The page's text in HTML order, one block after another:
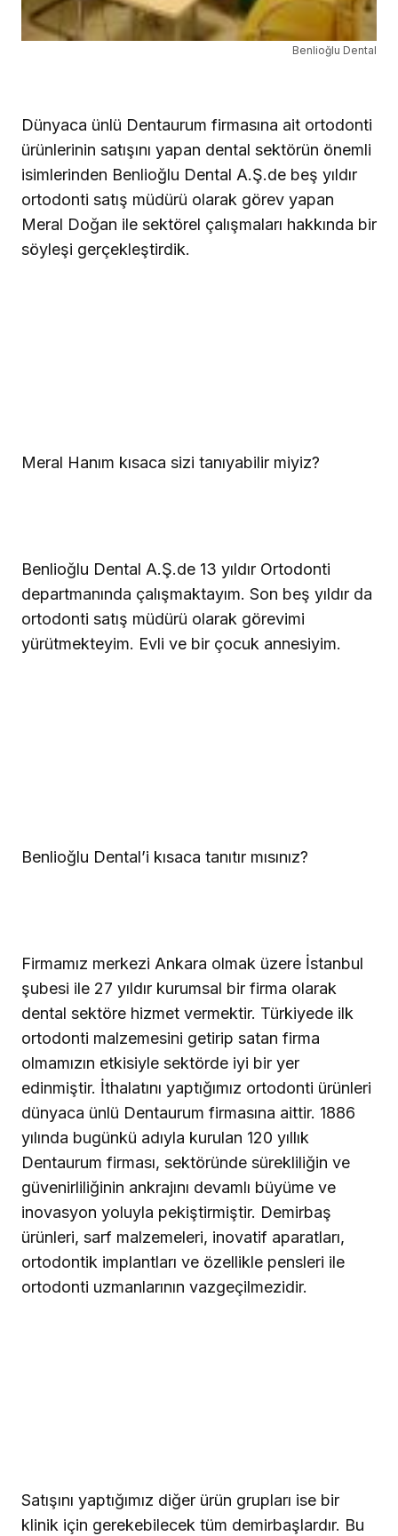
Benlioğlu Dental
Dünyaca ünlü Dentaurum firmasına ait ortodonti
ürünlerinin satışını yapan dental sektörün önemli
isimlerinden Benlioğlu Dental A.Ş.de beş yıldır
ortodonti satış müdürü olarak görev yapan
Meral Doğan ile sektörel çalışmaları hakkında bir
söyleşi gerçekleştirdik.
Meral Hanım kısaca sizi tanıyabilir miyiz?
Benlioğlu Dental A.Ş.de 13 yıldır Ortodonti
departmanında çalışmaktayım. Son beş yıldır da
ortodonti satış müdürü olarak görevimi
yürütmekteyim. Evli ve bir çocuk annesiyim.
Benlioğlu Dental’i kısaca tanıtır mısınız?
Firmamız merkezi Ankara olmak üzere İstanbul
şubesi ile 27 yıldır kurumsal bir firma olarak
dental sektöre hizmet vermektir. Türkiyede ilk
ortodonti malzemesini getirip satan firma
olmamızın etkisiyle sektörde iyi bir yer
edinmiştir. İthalatını yaptığımız ortodonti ürünleri
dünyaca ünlü Dentaurum firmasına aittir. 1886
yılında bugünkü adıyla kurulan 120 yıllık
Dentaurum firması, sektöründe sürekliliğin ve
güvenirliliğinin ankrajını devamlı büyüme ve
inovasyon yoluyla pekiştirmiştir. Demirbaş
ürünleri, sarf malzemeleri, inovatif aparatları,
ortodontik implantları ve özellikle pensleri ile
ortodonti uzmanlarının vazgeçilmezidir.
Satışını yaptığımız diğer ürün grupları ise bir
klinik için gerekebilecek tüm demirbaşlardır. Bu